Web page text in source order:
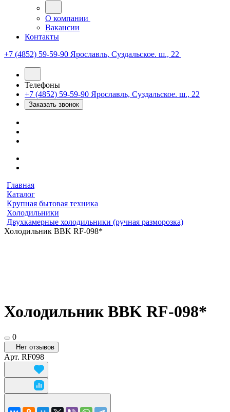
О компании
Вакансии
Контакты
+7 (4852) 59-59-90 Ярославль, Суздальское. ш., 22
Телефоны
+7 (4852) 59-59-90 Ярославль, Суздальское. ш., 22
Заказать звонок
Главная
Каталог
Крупная бытовая техника
Холодильники
Двухкамерные холодильники (ручная разморозка)
Холодильник BBK RF-098*
Холодильник BBK RF-098*
0
Нет отзывов
Арт. RF098